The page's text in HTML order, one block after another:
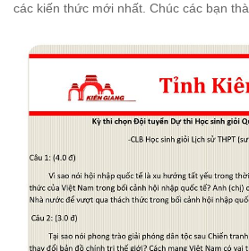
các kiến thức mới nhất. Chúc các bạn